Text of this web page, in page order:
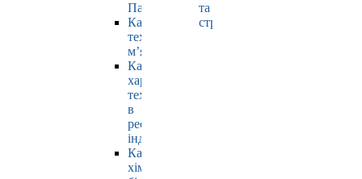
Павлюк
Кафедра
технології
м’яса
Кафедра
харчових
технологій
в
ресторанній
індустрії
Кафедра
хімії,
та
страхування